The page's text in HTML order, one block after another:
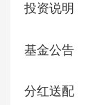
投资说明
基金公告
分红送配